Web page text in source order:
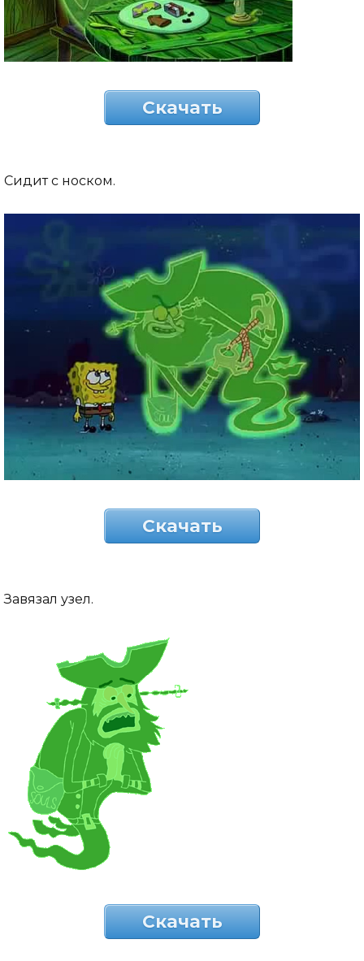
Скачать
Сидит с носком.
Скачать
Завязал узел.
Скачать